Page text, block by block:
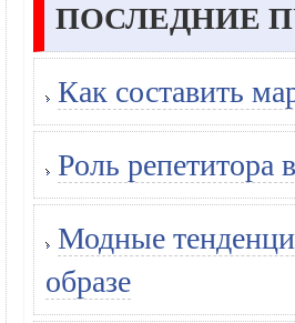
ПОСЛЕДНИЕ
Как составить
Роль репетитора
Модные
образе